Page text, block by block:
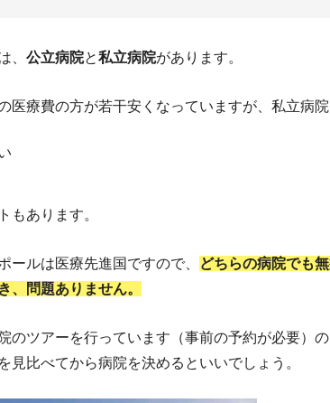
シンガポールの知
、 公立病院と私立病院があります。
医療費の方が若干安くなっていますが、私立病
もあります。
ールは医療先進国ですので、
どちらの病院でも
、問題ありません。
のツアーを行っています（事前の予約が必要）
見比べてから病院を決めるといいでしょう。